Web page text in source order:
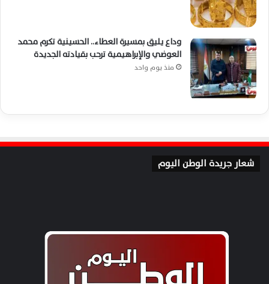
وداع يليق بمسيرة العطاء.. الحسينية تكرم محمد
العوضي والإبراهيمية ترحب بقيادته الجديدة
منذ يوم واحد
شعار جريدة الوطن اليوم